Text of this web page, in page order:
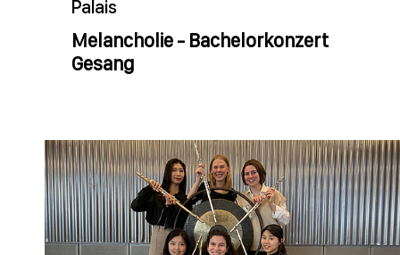
Palais
Melancholie - Bachelorkonzert
Gesang